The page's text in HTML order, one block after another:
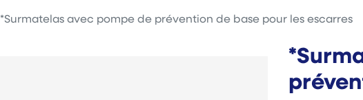
*Surmatelas avec pompe de prévention de base pour les escarres